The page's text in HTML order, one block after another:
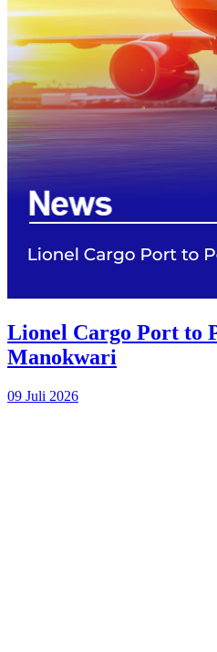
Lionel Cargo Port to
Manokwari
09 Juli 2026